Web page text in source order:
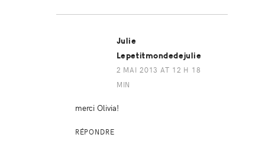
Julie
Lepetitmondedejulie
2 MAI 2013 AT 12 H 18
MIN
merci Olivia!
RÉPONDRE